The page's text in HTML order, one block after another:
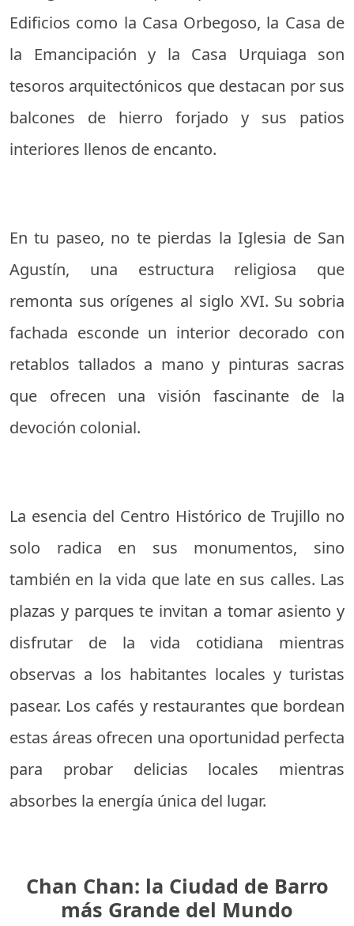
Edificios como la Casa Orbegoso, la Casa de
la Emancipación y la Casa Urquiaga son
tesoros arquitectónicos que destacan por sus
balcones de hierro forjado y sus patios
interiores llenos de encanto.
En tu paseo, no te pierdas la Iglesia de San
Agustín, una estructura religiosa que
remonta sus orígenes al siglo XVI. Su sobria
fachada esconde un interior decorado con
retablos tallados a mano y pinturas sacras
que ofrecen una visión fascinante de la
devoción colonial.
La esencia del Centro Histórico de Trujillo no
solo radica en sus monumentos, sino
también en la vida que late en sus calles. Las
plazas y parques te invitan a tomar asiento y
disfrutar de la vida cotidiana mientras
observas a los habitantes locales y turistas
pasear. Los cafés y restaurantes que bordean
estas áreas ofrecen una oportunidad perfecta
para probar delicias locales mientras
absorbes la energía única del lugar.
Chan Chan: la Ciudad de Barro
más Grande del Mundo